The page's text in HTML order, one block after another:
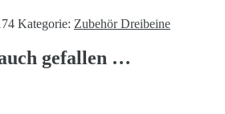
Kategorie: Zubehör Dreibeine
gefallen …